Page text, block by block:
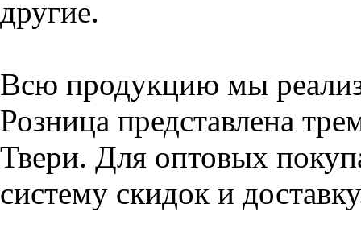
другие.
Всю продукцию мы
Розница представлена
Твери. Для оптовых
систему скидок и